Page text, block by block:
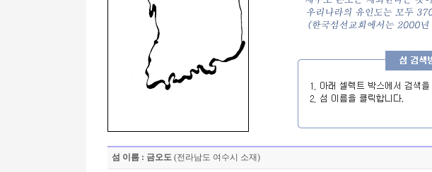
섬 이름 : 금오도 (전라남도 여수시 소재)